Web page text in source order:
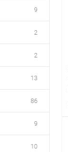
9
2
2
13
86
9
10